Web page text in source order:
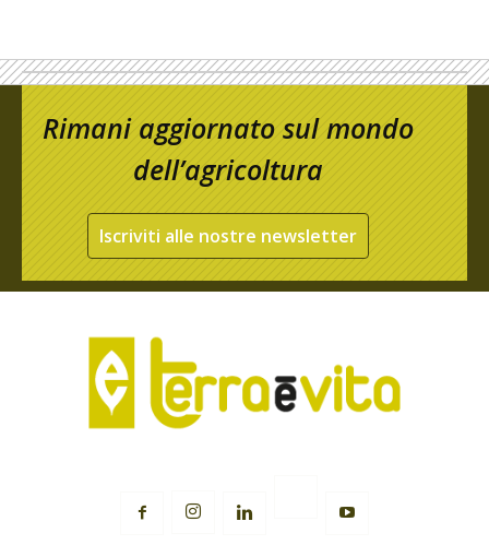
Rimani aggiornato sul mondo
dell’agricoltura
Iscriviti alle nostre newsletter